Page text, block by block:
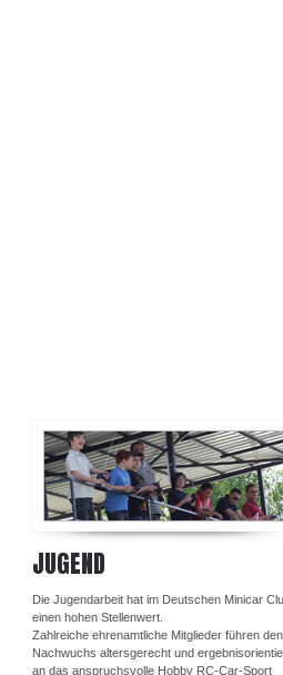
JUGEND
Die Jugendarbeit hat im Deutschen Minicar
einen hohen Stellenwert.
Zahlreiche ehrenamtliche Mitglieder führen den
Nachwuchs altersgerecht und
an das anspruchsvolle Hobby RC-Car-Sport